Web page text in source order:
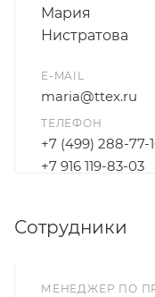
Мария
Нистратова
E-MAIL
maria@ttex.ru
ТЕЛЕФОН
+7 (499) 288-77-
+7 916 119-83-03
Сотрудники
МЕНЕДЖЕР ПО